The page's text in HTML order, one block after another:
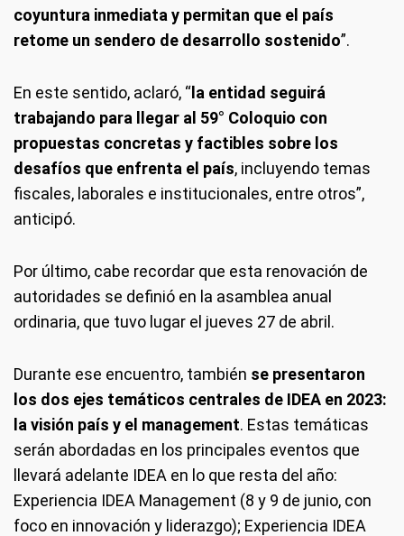
coyuntura inmediata y permitan que el país
retome un sendero de desarrollo sostenido”.
En este sentido, aclaró, “ la entidad seguirá
trabajando para llegar al 59° Coloquio con
propuestas concretas y factibles sobre los
desafíos que enfrenta el país, incluyendo temas
fiscales, laborales e institucionales, entre otros”,
anticipó.
Por último, cabe recordar que esta renovación de
autoridades se definió en la asamblea anual
ordinaria, que tuvo lugar el jueves 27 de abril.
Durante ese encuentro, también se presentaron
los dos ejes temáticos centrales de IDEA en 2023:
la visión país y el management. Estas temáticas
serán abordadas en los principales eventos que
llevará adelante IDEA en lo que resta del año:
Experiencia IDEA Management (8 y 9 de junio, con
foco en innovación y liderazgo); Experiencia IDEA